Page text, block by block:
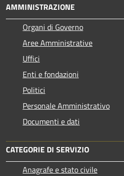
AMMINISTRAZIONE
Organi di Governo
Aree Amministrative
Uffici
Enti e fondazioni
Politici
Personale Amministrativo
Documenti e dati
CATEGORIE DI SERVIZIO
Anagrafe e stato civile